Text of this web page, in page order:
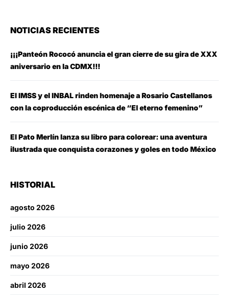
NOTICIAS RECIENTES
¡¡¡Panteón Rococó anuncia el gran cierre de su gira de XXX
aniversario en la CDMX!!!
El IMSS y el INBAL rinden homenaje a Rosario Castellanos
con la coproducción escénica de “El eterno femenino”
El Pato Merlín lanza su libro para colorear: una aventura
ilustrada que conquista corazones y goles en todo México
HISTORIAL
agosto 2026
julio 2026
junio 2026
mayo 2026
abril 2026